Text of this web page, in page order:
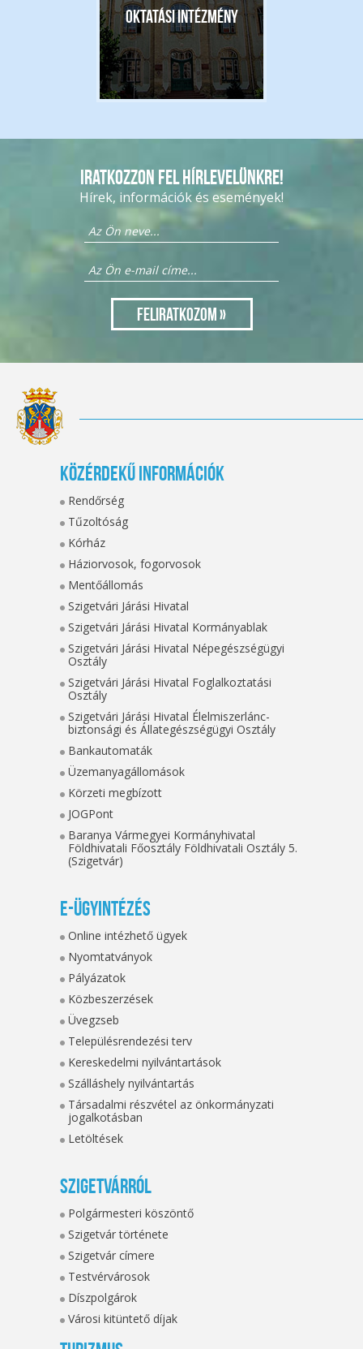
Oktatási intézmény
Iratkozzon fel hírlevelünkre!
Hírek, információk és események!
Közérdekű információk
Rendőrség
Tűzoltóság
Kórház
Háziorvosok, fogorvosok
Mentőállomás
Szigetvári Járási Hivatal
Szigetvári Járási Hivatal Kormányablak
Szigetvári Járási Hivatal Népegészségügyi
Osztály
Szigetvári Járási Hivatal Foglalkoztatási
Osztály
Szigetvári Járási Hivatal Élelmiszerlánc-
biztonsági és Állategészségügyi Osztály
Bankautomaták
Üzemanyagállomások
Körzeti megbízott
JOGPont
Baranya Vármegyei Kormányhivatal
Földhivatali Főosztály Földhivatali Osztály 5.
(Szigetvár)
E-ügyintézés
Online intézhető ügyek
Nyomtatványok
Pályázatok
Közbeszerzések
Üvegzseb
Településrendezési terv
Kereskedelmi nyilvántartások
Szálláshely nyilvántartás
Társadalmi részvétel az önkormányzati
jogalkotásban
Letöltések
Szigetvárról
Polgármesteri köszöntő
Szigetvár története
Szigetvár címere
Testvérvárosok
Díszpolgárok
Városi kitüntető díjak